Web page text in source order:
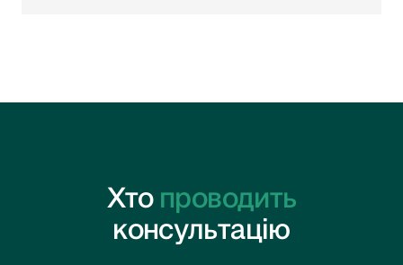
Хто проводить
консультацію